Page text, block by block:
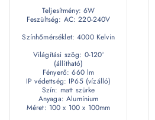
Teljesítmény: 6W
Feszültség: AC: 220-240V
Színhőmérséklet: 4000 Kelvin
Világítási szög: 0-120°
(állítható)
Fényerő: 660 lm
IP védettség: IP65 (vízálló)
Szín: matt szürke
Anyaga: Alumínium
Méret: 100 x 100 x 100mm